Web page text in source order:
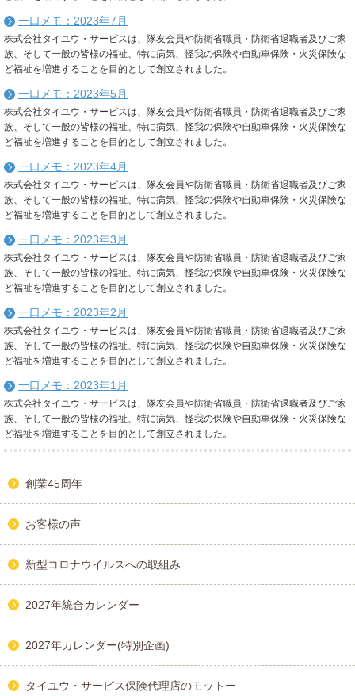
一口メモ：2023年7月
株式会社タイユウ・サービスは、隊友会員や防衛省職員・防衛省退職者及びご家
族、そして一般の皆様の福祉、特に病気、怪我の保険や自動車保険・火災保険な
ど福祉を増進することを目的として創立されました。
一口メモ：2023年5月
株式会社タイユウ・サービスは、隊友会員や防衛省職員・防衛省退職者及びご家
族、そして一般の皆様の福祉、特に病気、怪我の保険や自動車保険・火災保険な
ど福祉を増進することを目的として創立されました。
一口メモ：2023年4月
株式会社タイユウ・サービスは、隊友会員や防衛省職員・防衛省退職者及びご家
族、そして一般の皆様の福祉、特に病気、怪我の保険や自動車保険・火災保険な
ど福祉を増進することを目的として創立されました。
一口メモ：2023年3月
株式会社タイユウ・サービスは、隊友会員や防衛省職員・防衛省退職者及びご家
族、そして一般の皆様の福祉、特に病気、怪我の保険や自動車保険・火災保険な
ど福祉を増進することを目的として創立されました。
一口メモ：2023年2月
株式会社タイユウ・サービスは、隊友会員や防衛省職員・防衛省退職者及びご家
族、そして一般の皆様の福祉、特に病気、怪我の保険や自動車保険・火災保険な
ど福祉を増進することを目的として創立されました。
一口メモ：2023年1月
株式会社タイユウ・サービスは、隊友会員や防衛省職員・防衛省退職者及びご家
族、そして一般の皆様の福祉、特に病気、怪我の保険や自動車保険・火災保険な
ど福祉を増進することを目的として創立されました。
創業45周年
お客様の声
新型コロナウイルスへの取組み
2027年統合カレンダー
2027年カレンダー(特別企画)
タイユウ・サービス保険代理店のモットー